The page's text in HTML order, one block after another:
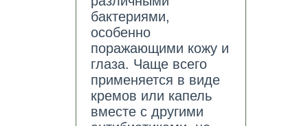
бактериями,
особенно
поражающими кожу и
глаза. Чаще всего
применяется в виде
кремов или капель
вместе с другими